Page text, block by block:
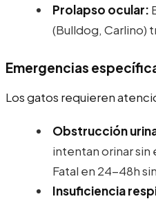
Prolapso ocular:
(Bulldog, Carlino)
Emergencias
Los gatos requieren
Obstrucción
intentan orinar sin
Fatal en 24-48h
Insuficiencia